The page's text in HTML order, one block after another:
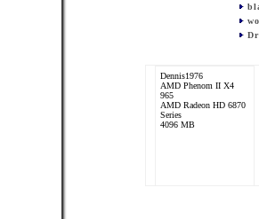
Dennis1976
AMD Phenom II X4
965
AMD Radeon HD 6870
Series
4096 MB